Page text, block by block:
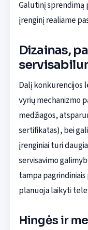
Galutinį sprendimą
įrenginį realiame
Dizainas,
Dalį konkurencijos
vyrių mechanizmo
medžiagos,
sertifikatas), bei
įrenginiai turi
servisavimo
tampa
planuoja laikyti
Hingės ir